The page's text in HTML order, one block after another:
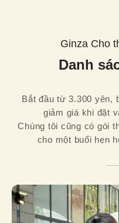
Ginza Cho
Danh
Bắt đầu từ 3.300 yên,
giảm giá khi đặt
Chúng tôi cũng có gói
cho một buổi hẹn